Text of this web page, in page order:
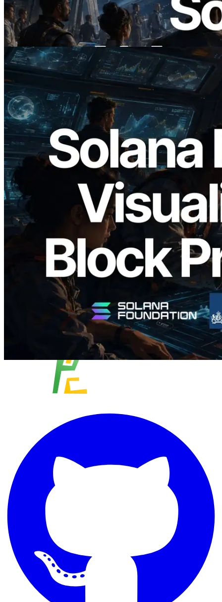
x402 — L'ère où les agents IA paient à la
demande les API dont ils ont besoin
Lire cet article
2026.05.24
Validators Solutions lance le Solana Block
Analyzer — Visualisation du temps de
production de bloc par slot et des
validateurs assignés